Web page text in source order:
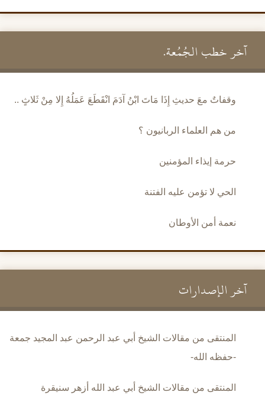
آخر خطب الجُمُعة.
وقفاتٌ معَ حديثِ إِذَا مَاتَ ابْنُ آدَمَ انْقَطَعَ عَمَلُهُ إِلا مِنْ ثَلاثٍ ..
من هم العلماء الربانيون ؟
حرمة إيذاء المؤمنين
الحي لا تؤمن عليه الفتنة
نعمة أمن الأوطان
آخر الإصدارات
المنتقى من مقالات الشيخ أبي عبد الرحمن عبد المجيد جمعة
-حفظه الله-
المنتقى من مقالات الشيخ أبي عبد الله أزهر سنيقرة